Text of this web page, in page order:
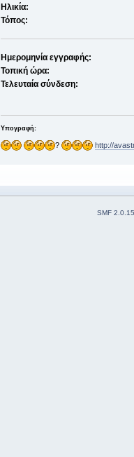
Ηλικία:
Τόπος:
Ημερομηνία εγγραφής:
Τοπική ώρα:
Τελευταία σύνδεση:
Υπογραφή:
? http://
SMF 2.0.15